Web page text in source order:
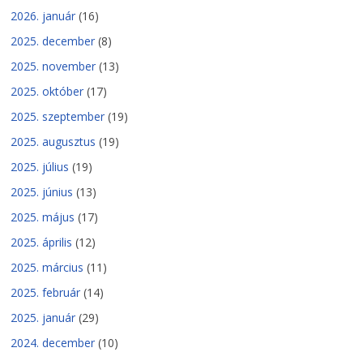
2026. január (16)
2025. december (8)
2025. november (13)
2025. október (17)
2025. szeptember (19)
2025. augusztus (19)
2025. július (19)
2025. június (13)
2025. május (17)
2025. április (12)
2025. március (11)
2025. február (14)
2025. január (29)
2024. december (10)